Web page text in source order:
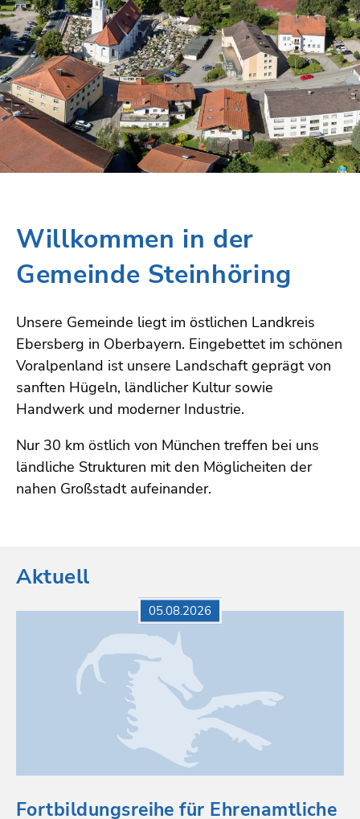
Willkommen in der
Gemeinde Steinhöring
Unsere Gemeinde liegt im östlichen Landkreis
Ebersberg in Oberbayern. Eingebettet im schönen
Voralpenland ist unsere Landschaft geprägt von
sanften Hügeln, ländlicher Kultur sowie
Handwerk und moderner Industrie.
Nur 30 km östlich von München treffen bei uns
ländliche Strukturen mit den Möglicheiten der
nahen Großstadt aufeinander.
Aktuell
Fortbildungsreihe für Ehrenamtliche
05.08.2026